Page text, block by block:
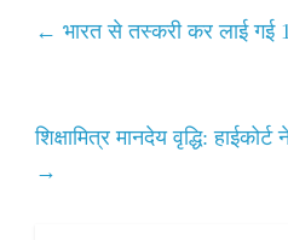
A ok r
← भारत से तस्करी कर लाई गई
शिक्षामित्र मानदेय वृद्धि:
→